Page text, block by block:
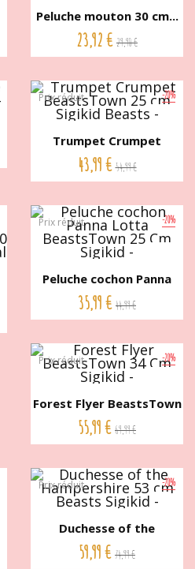
Peluche mouton 30 cm...
23,92 € 29,90 €
-20%
Prix réduit
Trumpet Crumpet
BeastsTown...
43,99 € 54,99 €
-20%
Prix réduit
Peluche cochon Panna
Lotta...
35,99 € 44,99 €
-20%
Prix réduit
Forest Flyer BeastsTown
34...
55,99 € 69,99 €
-20%
Prix réduit
Duchesse of the
Hampershire...
59,99 € 74,99 €